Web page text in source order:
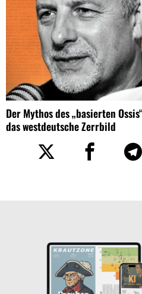
Der Mythos des „basierten
das westdeutsche Zerrbild